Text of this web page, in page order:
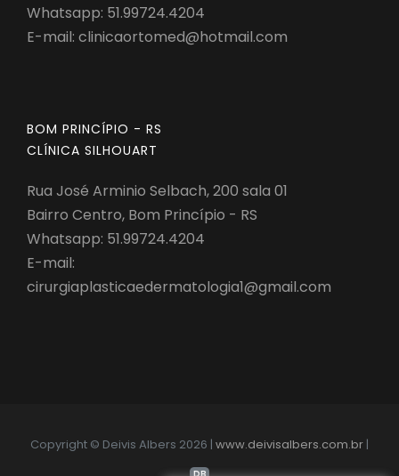
Whatsapp: 51.99724.4204
E-mail: clinicaortomed@hotmail.com
BOM PRINCÍPIO - RS
CLÍNICA SILHOUART
Rua José Arminio Selbach, 200 sala 01
Bairro Centro, Bom Princípio - RS
Whatsapp: 51.99724.4204
E-mail:
cirurgiaplasticaedermatologia1@gmail.com
Copyright © Deivis Albers 2026 | www.deivisalbers.com.br |
DB